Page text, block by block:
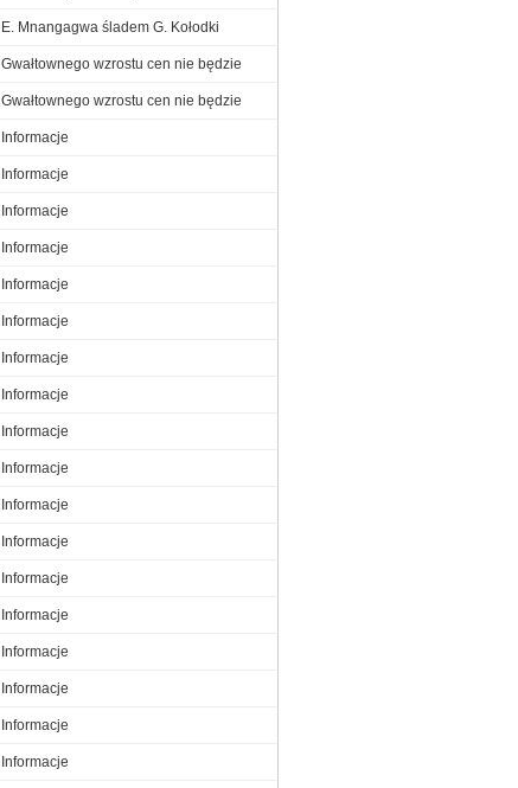
E. Mnangagwa śladem G. Kołodki
Gwałtownego wzrostu cen nie będzie
Gwałtownego wzrostu cen nie będzie
Informacje
Informacje
Informacje
Informacje
Informacje
Informacje
Informacje
Informacje
Informacje
Informacje
Informacje
Informacje
Informacje
Informacje
Informacje
Informacje
Informacje
Informacje